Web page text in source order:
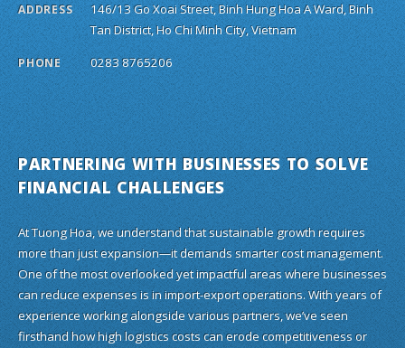
PARTNERING WITH BUSINESSES TO SOLVE
FINANCIAL CHALLENGES
At Tuong Hoa, we understand that sustainable growth requires
more than just expansion—it demands smarter cost management.
One of the most overlooked yet impactful areas where businesses
can reduce expenses is in import-export operations. With years of
experience working alongside various partners, we’ve seen
firsthand how high logistics costs can erode competitiveness or
ADDRESS
146/13 Go Xoai Street, Binh Hung Hoa A Ward, Binh
Tan District, Ho Chi Minh City, Vietnam
PHONE 0283 8765206